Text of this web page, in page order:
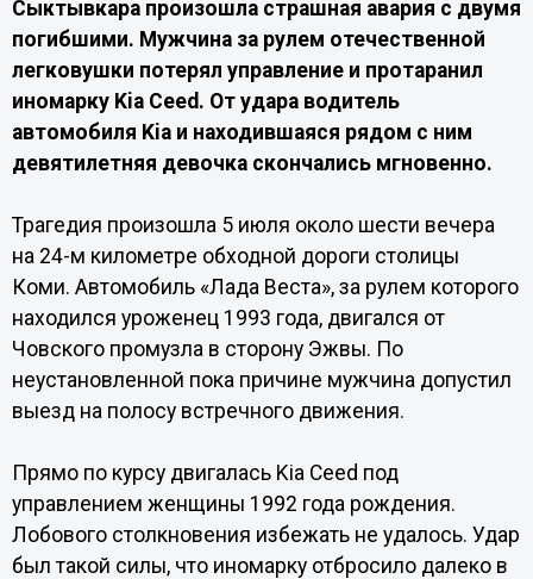
Сыктывкара произошла страшная авария с двумя
погибшими. Мужчина за рулем отечественной
легковушки потерял управление и протаранил
иномарку Kia Ceed. От удара водитель
автомобиля Kia и находившаяся рядом с ним
девятилетняя девочка скончались мгновенно.
Трагедия произошла 5 июля около шести вечера
на 24-м километре обходной дороги столицы
Коми. Автомобиль «Лада Веста», за рулем которого
находился уроженец 1993 года, двигался от
Човского промузла в сторону Эжвы. По
неустановленной пока причине мужчина допустил
выезд на полосу встречного движения.
Прямо по курсу двигалась Kia Ceed под
управлением женщины 1992 года рождения.
Лобового столкновения избежать не удалось. Удар
был такой силы, что иномарку отбросило далеко в